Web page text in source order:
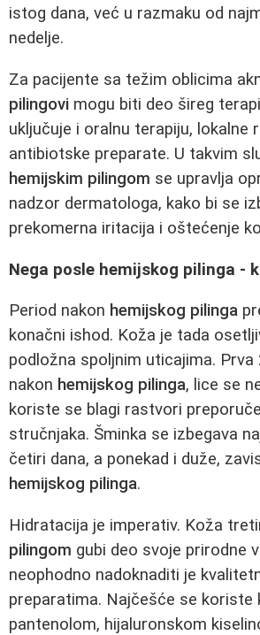
istog dana, već u razmaku od
nedelje.
Za pacijente sa težim oblicima
pilingovi mogu biti deo šireg
uključuje i oralnu terapiju, lokalne
antibiotske preparate. U takvim
hemijskim pilingom se upravlja
nadzor dermatologa, kako bi se
prekomerna iritacija i oštećenje
Nega posle hemijskog pilinga -
Period nakon hemijskog pilinga
konačni ishod. Koža je tada
podložna spoljnim uticajima. Prva
nakon hemijskog pilinga, lice se
koriste se blagi rastvori
stručnjaka. Šminka se izbegava
četiri dana, a ponekad i duže,
hemijskog pilinga.
Hidratacija je imperativ. Koža
pilingom gubi deo svoje prirodne
neophodno nadoknaditi je
preparatima. Najčešće se koriste
pantenolom, hijaluronskom